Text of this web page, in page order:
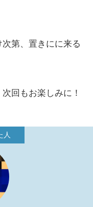
第、置きにに来る
回もお楽しみに！